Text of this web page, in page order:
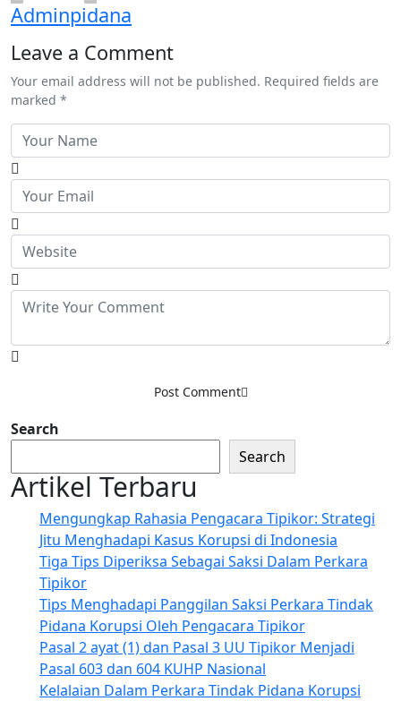
Adminpidana
Leave a Comment
Your email address will not be published. Required fields are
marked *
Post Comment
Search
Search
Artikel Terbaru
Mengungkap Rahasia Pengacara Tipikor: Strategi
Jitu Menghadapi Kasus Korupsi di Indonesia
Tiga Tips Diperiksa Sebagai Saksi Dalam Perkara
Tipikor
Tips Menghadapi Panggilan Saksi Perkara Tindak
Pidana Korupsi Oleh Pengacara Tipikor
Pasal 2 ayat (1) dan Pasal 3 UU Tipikor Menjadi
Pasal 603 dan 604 KUHP Nasional
Kelalaian Dalam Perkara Tindak Pidana Korupsi